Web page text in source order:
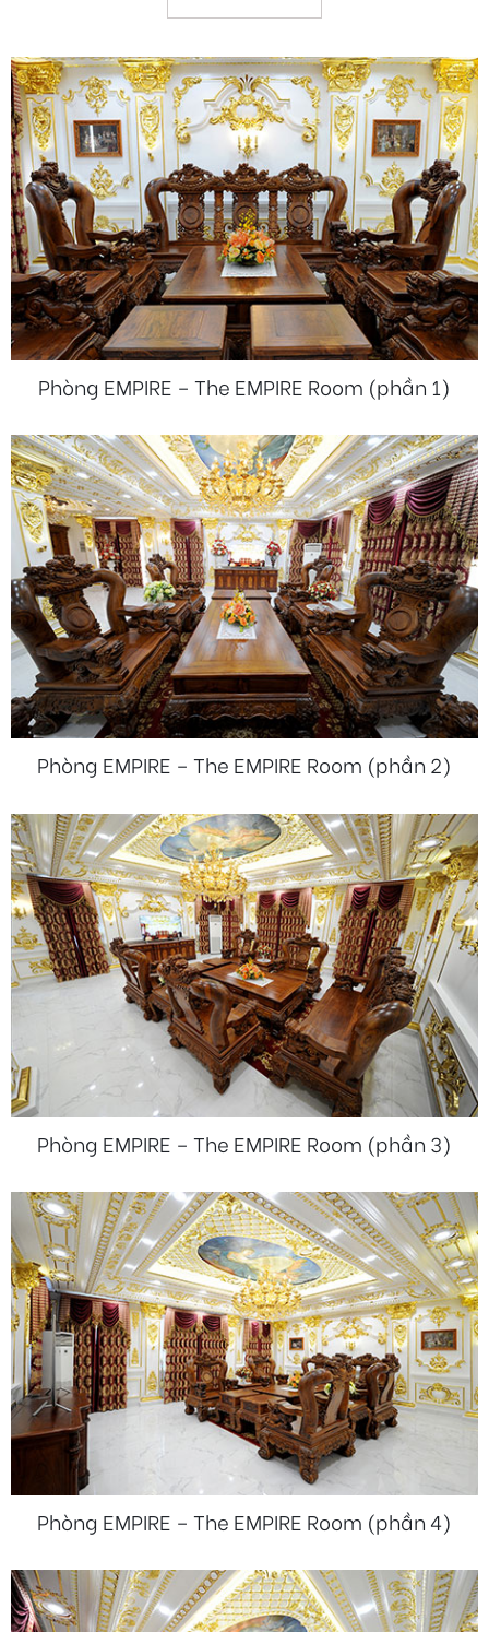
Phòng EMPIRE – The EMPIRE Room (phần 1)
Phòng EMPIRE – The EMPIRE Room (phần 2)
Phòng EMPIRE – The EMPIRE Room (phần 3)
Phòng EMPIRE – The EMPIRE Room (phần 4)